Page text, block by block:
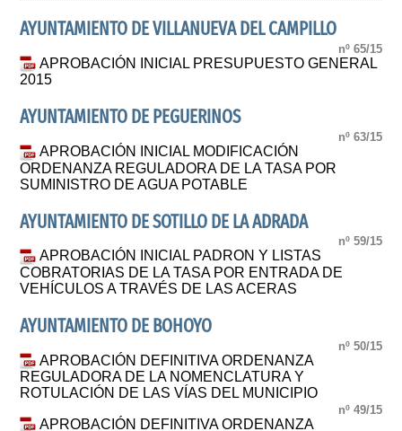
AYUNTAMIENTO DE VILLANUEVA DEL CAMPILLO
nº 65/15
APROBACIÓN INICIAL PRESUPUESTO GENERAL
2015
AYUNTAMIENTO DE PEGUERINOS
nº 63/15
APROBACIÓN INICIAL MODIFICACIÓN
ORDENANZA REGULADORA DE LA TASA POR
SUMINISTRO DE AGUA POTABLE
AYUNTAMIENTO DE SOTILLO DE LA ADRADA
nº 59/15
APROBACIÓN INICIAL PADRON Y LISTAS
COBRATORIAS DE LA TASA POR ENTRADA DE
VEHÍCULOS A TRAVÉS DE LAS ACERAS
AYUNTAMIENTO DE BOHOYO
nº 50/15
APROBACIÓN DEFINITIVA ORDENANZA
REGULADORA DE LA NOMENCLATURA Y
ROTULACIÓN DE LAS VÍAS DEL MUNICIPIO
nº 49/15
APROBACIÓN DEFINITIVA ORDENANZA